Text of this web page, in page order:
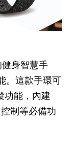
健身智慧手
。這款手環可
功能，內建
制等必備功